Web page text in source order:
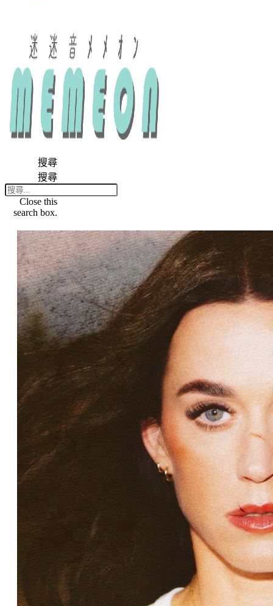
搜尋
搜尋
Close this
search box.